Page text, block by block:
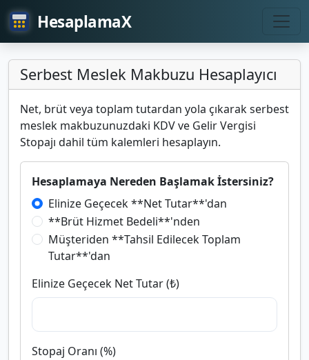
HesaplamaX
Serbest Meslek Makbuzu Hesaplayıcı
Net, brüt veya toplam tutardan yola çıkarak serbest
meslek makbuzunuzdaki KDV ve Gelir Vergisi
Stopajı dahil tüm kalemleri hesaplayın.
Hesaplamaya Nereden Başlamak İstersiniz?
Elinize Geçecek **Net Tutar**'dan
**Brüt Hizmet Bedeli**'nden
Müşteriden **Tahsil Edilecek Toplam
Tutar**'dan
Elinize Geçecek Net Tutar (₺)
Stopaj Oranı (%)